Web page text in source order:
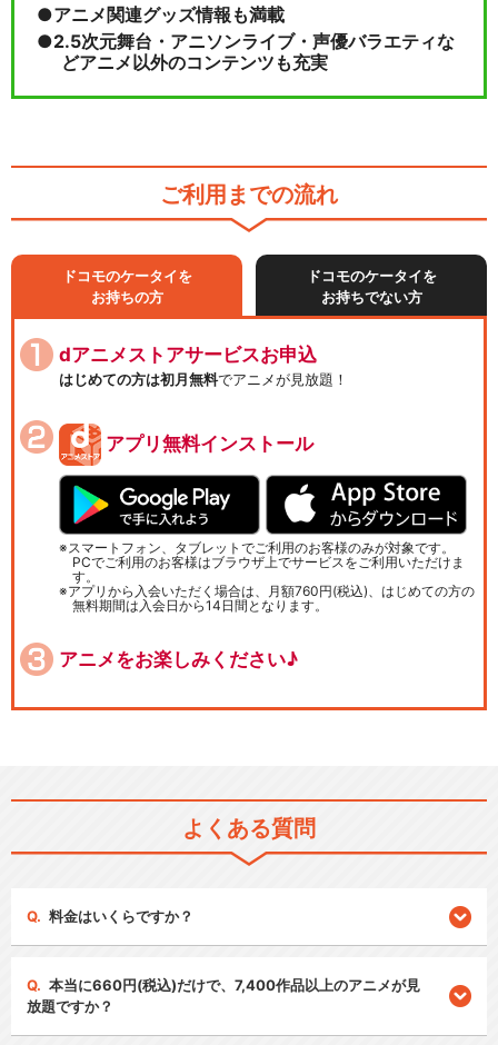
アニメ関連グッズ情報も満載
2.5次元舞台・アニソンライブ・声優バラエティな
どアニメ以外のコンテンツも充実
ご利用までの流れ
ドコモのケータイを
お持ちの方
ドコモのケータイを
お持ちでない方
dアニメストアサービスお申込
はじめての方は初月無料でアニメが見放題！
アプリ無料インストール
スマートフォン、タブレットでご利用のお客様のみが対象です。
PCでご利用のお客様はブラウザ上でサービスをご利用いただけま
す。
アプリから入会いただく場合は、月額760円(税込)、はじめての方の
無料期間は入会日から14日間となります。
アニメをお楽しみください♪
よくある質問
料金はいくらですか？
本当に660円(税込)だけで、7,400作品以上のアニメが見
放題ですか？